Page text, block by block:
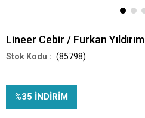
Lineer Cebir / Furkan Yıldırım
(85798)
%35 İNDIRIM